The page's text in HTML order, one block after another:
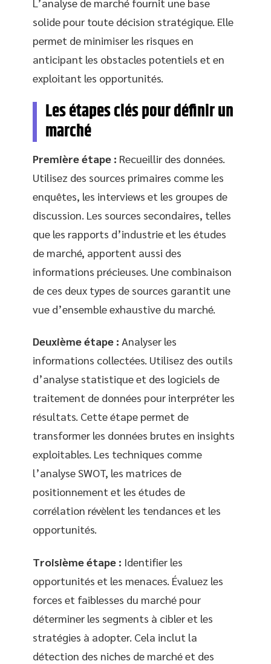
solide pour toute décision stratégique. Elle
permet de minimiser les risques en
anticipant les obstacles potentiels et en
exploitant les opportunités.
Les étapes clés pour définir un
marché
Première étape : Recueillir des données.
Utilisez des sources primaires comme les
enquêtes, les interviews et les groupes de
discussion. Les sources secondaires, telles
que les rapports d’industrie et les études
de marché, apportent aussi des
informations précieuses. Une combinaison
de ces deux types de sources garantit une
vue d’ensemble exhaustive du marché.
Deuxième étape : Analyser les
informations collectées. Utilisez des outils
d’analyse statistique et des logiciels de
traitement de données pour interpréter les
résultats. Cette étape permet de
transformer les données brutes en insights
exploitables. Les techniques comme
l’analyse SWOT, les matrices de
positionnement et les études de
corrélation révèlent les tendances et les
opportunités.
Troisième étape : Identifier les
opportunités et les menaces. Évaluez les
forces et faiblesses du marché pour
déterminer les segments à cibler et les
stratégies à adopter. Cela inclut la
détection des niches de marché et des